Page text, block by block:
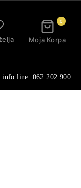
0
Moja Korpa
info line: 062 202 900